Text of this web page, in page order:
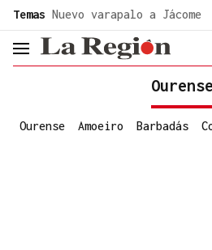
Temas Nuevo varapalo a Jácome
header.menu.open
Ourense
Ourense Amoeiro Barbadás